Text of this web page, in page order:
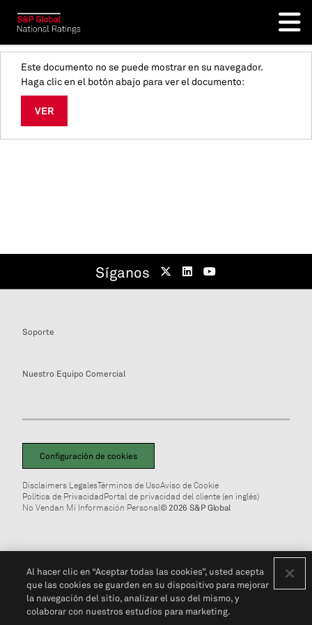
Este documento no se puede mostrar en su navegador.
Haga clic en el botón abajo para ver el documento:
VER
Síganos
Soporte
Nuestro Equipo Comercial
Configuración de cookies
Disclaimers LegalesTérminos de UsoAviso de Cookie
Política de PrivacidadPortal de privacidad del cliente (en inglés)
No Vendan Mi Información Personal© 2026 S&P Global
Al hacer clic en “Aceptar todas las cookies”, usted acepta
que las cookies se guarden en su dispositivo para mejorar
la navegación del sitio, analizar el uso del mismo, y
colaborar con nuestros estudios para marketing.